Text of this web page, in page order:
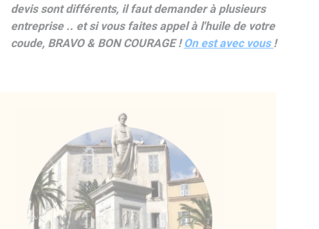
devis sont différents, il faut demander à plusieurs
entreprise .. et si vous faites appel à l'huile de votre
coude, BRAVO & BON COURAGE ! On est avec vous !